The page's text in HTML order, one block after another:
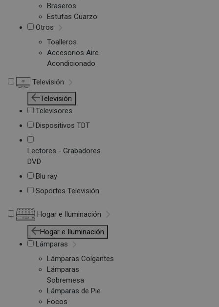
Braseros
Estufas Cuarzo
Otros
Toalleros
Accesorios Aire
Acondicionado
Televisión
Televisión
Televisores
Dispositivos TDT
Lectores - Grabadores
DVD
Blu ray
Soportes Televisión
Hogar e Iluminación
Hogar e Iluminación
Lámparas
Lámparas Colgantes
Lámparas
Sobremesa
Lámparas de Pie
Focos